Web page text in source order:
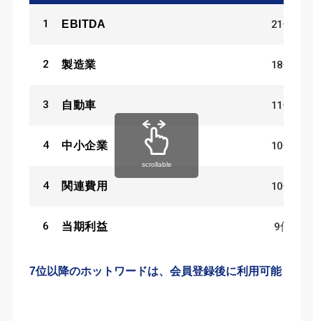
1 EBITDA 21件
2 製造業 18件
3 自動車 11件
4 中小企業 10件
4 関連費用 10件
6 当期利益 9件
7位以降のホットワードは、会員登録後に利用可能
scrollable